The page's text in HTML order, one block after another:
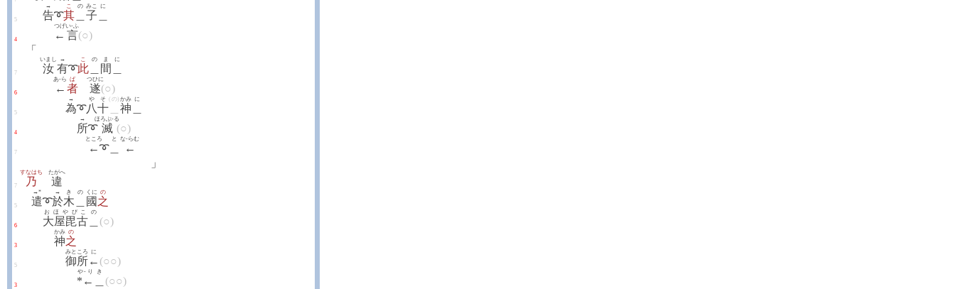
5 告
→
➰其
こ の
子
みこ に
4 ←
つげ
言
い-ふ
(○)
「
7 汝
いまし
有
→
➰此
こ の
間
ま に
6 ←
あ-ら
者
ば
遂
つひに
(○)
5 為
→
➰八十
やそ (の)
神
かみ に
4 所
→
➰ 滅
ほろぶ-る
(○)
7 ←
ところ
➰＿
と
←
な-らむ
」
7 乃
すなはち
違
たがへ
5 遣
→*
➰於
→
木
き の
國
くに
之
の
6 大屋毘古
おほやびこ の
(○)
3 神
かみ
之
の
5 御所
みところ
←
に
(○○)
3 *←
や-り き
(○○)